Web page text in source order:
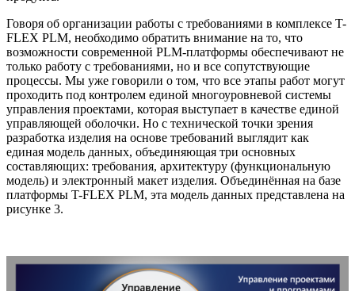
Говоря об организации работы с требованиями в комплексе T-
FLEX PLM, необходимо обратить внимание на то, что
возможности современной PLM-платформы обеспечивают не
только работу с требованиями, но и все сопутствующие
процессы. Мы уже говорили о том, что все этапы работ могут
проходить под контролем единой многоуровневой системы
управления проектами, которая выступает в качестве единой
управляющей оболочки. Но с технической точки зрения
разработка изделия на основе требований выглядит как
единая модель данных, объединяющая три основных
составляющих: требования, архитектуру (функциональную
модель) и электронный макет изделия. Объединённая на базе
платформы T-FLEX PLM, эта модель данных представлена на
рисунке 3.